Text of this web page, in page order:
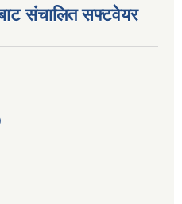
संचालित सफ्टवेयर